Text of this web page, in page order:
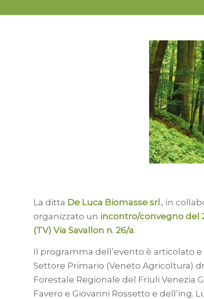
La ditta De Luca Biomasse srl., in
organizzato un incontro/convegno del
(TV) Via Savallon n. 26/a.
Il programma dell’evento è articolato
Settore Primario (Veneto Agricoltura)
Forestale Regionale del Friuli Venezia
Favero e Giovanni Rossetto e dell’ing.